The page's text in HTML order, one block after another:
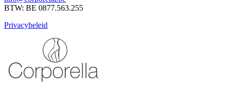
BTW: BE 0877.563.255
Privacybeleid